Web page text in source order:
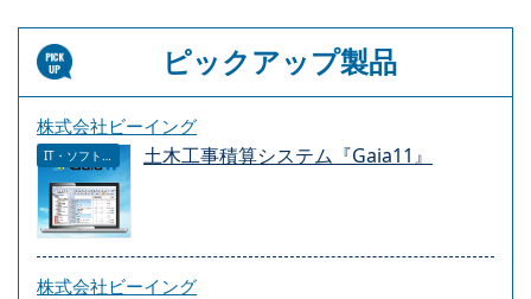
ピックアップ製品
株式会社ビーイング
IT・ソフトウェア 土木工事積算システム『Gaia11』
株式会社ビーイング